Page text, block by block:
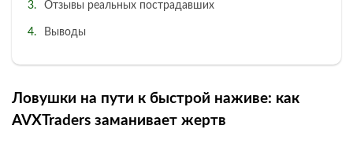
Отзывы реальных пострадавших
Выводы
Ловушки на пути к быстрой наживе: как
AVXTraders заманивает жертв